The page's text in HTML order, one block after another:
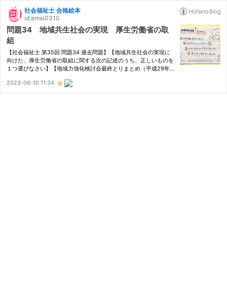
社会福祉士 合格絵本
id:amai0310
問題34 地域共生社会の実現 厚生労働省の取
組
【社会福祉士 第35回 問題34 過去問題】【地域共生社会の実現に
向けた、厚生労働省の取組に関する次の記述のうち、正しいものを
１つ選びなさい】【地域力強化検討会最終とりまとめ（平成29年
～②「複合課題丸ごと」「世帯丸ごと」「とりあえず丸ごと」受
け止…
2023-06-10 11:34